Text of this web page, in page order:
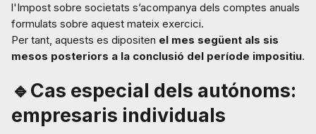
l'Impost sobre societats s’acompanya dels comptes anuals
formulats sobre aquest mateix exercici.
Per tant, aquests es dipositen el mes següent als sis
mesos posteriors a la conclusió del període impositiu.
🔹Cas especial dels autónoms:
empresaris individuals